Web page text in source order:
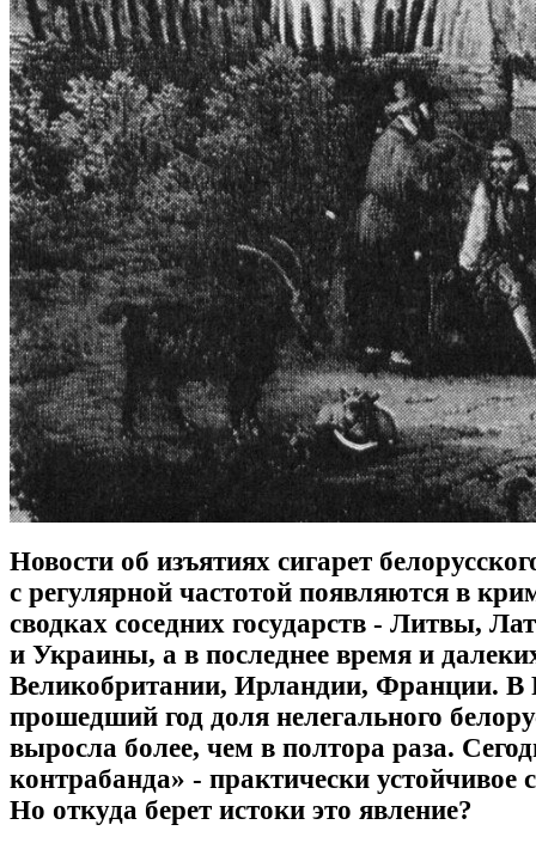
Новости об изъятиях сигарет
с регулярной частотой появляются в
сводках соседних государств - Литвы,
и Украины, а в последнее время и
Великобритании, Ирландии, Франции. В
прошедший год доля нелегального
выросла более, чем в полтора раза.
контрабанда» - практически устойчивое
Но откуда берет истоки это явление?